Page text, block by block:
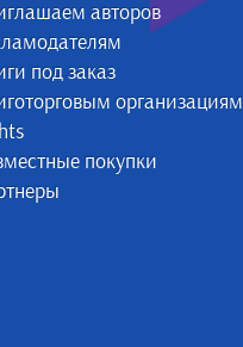
авторов
под заказ
организациям
покупки